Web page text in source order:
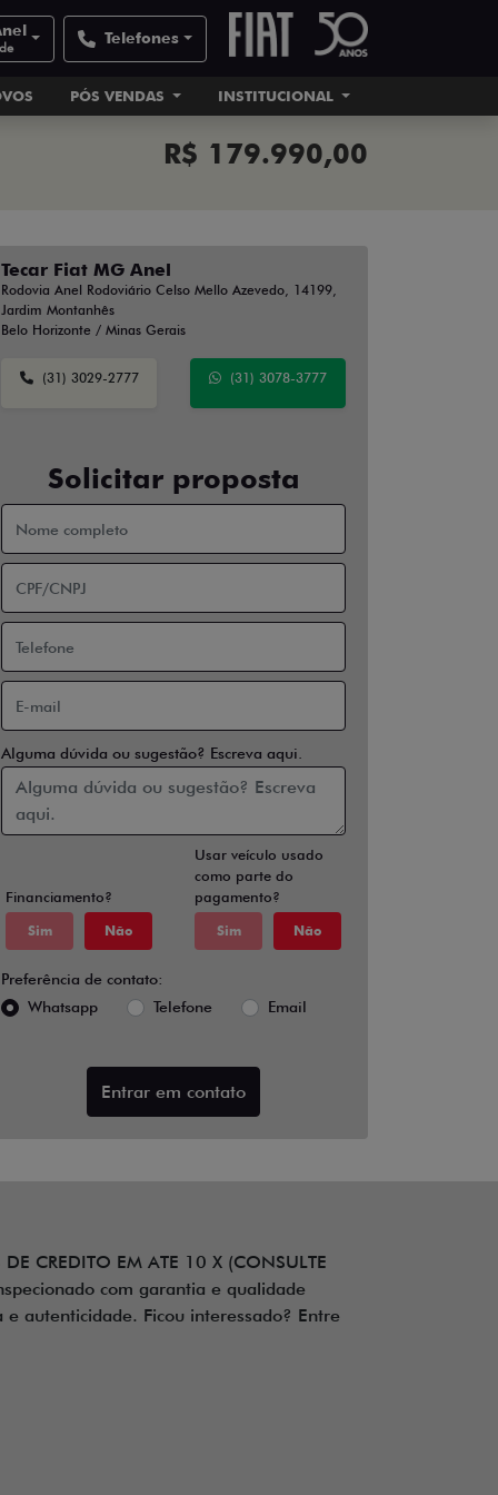
Telefones
PÓS VENDAS INSTITUCIONAL
R$ 179.990,00
Tecar Fiat MG Anel
Rodovia Anel Rodoviário Celso Mello Azevedo, 14199,
Jardim Montanhês
Belo Horizonte / Minas Gerais
(31) 3029-2777 (31) 3078-3777
Solicitar proposta
Alguma dúvida ou sugestão? Escreva aqui.
Financiamento?
Sim Não
Usar veículo usado
como parte do
pagamento?
Sim Não
Preferência de contato:
Whatsapp
Telefone Email
Entrar em contato
CREDITO EM ATE 10 X (CONSULTE
com garantia e qualidade
autenticidade. Ficou interessado? Entre